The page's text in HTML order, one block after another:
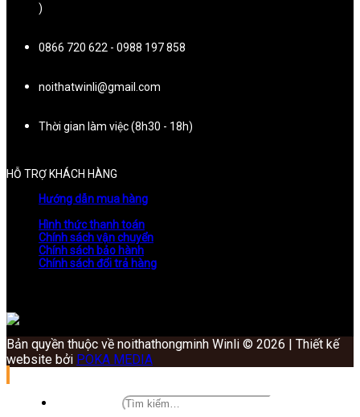
)
0866 720 622 - 0988 197 858
noithatwinli@gmail.com
Thời gian làm việc (8h30 - 18h)
HỖ TRỢ KHÁCH HÀNG
Hướng dẫn mua hàng
Hình thức thanh toán
Chính sách vận chuyển
Chính sách bảo hành
Chính sách đổi trả hàng
Bản quyền thuộc về noithathongminh Winli © 2026 | Thiết kế
website bởi POKA MEDIA